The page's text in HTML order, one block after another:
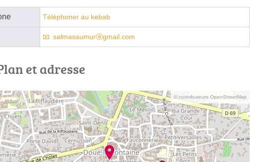
Téléphoner au kebab
salmasaumurⓐgmail.com
et adresse
© contributeurs OpenStreetMap